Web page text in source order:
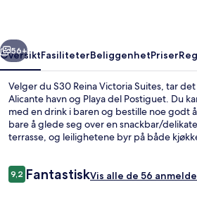
Neste
56+
OversiktFasiliteterBeliggenhetPriser
Velger du S30 Reina Victoria Suites, tar
Alicante havn og Playa del Postiguet. Du
med en drink i baren og bestille noe godt
bare å glede seg over en snackbar/
terrasse, og leilighetene byr på både
Anmeldelser
9,29,2 av 10 –
FantastiskVis alle de 56